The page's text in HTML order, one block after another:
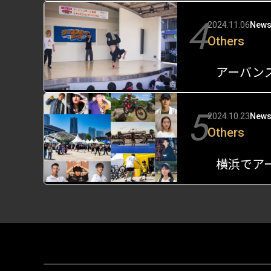
42024.11.06News
Others
52024.10.23News
Others